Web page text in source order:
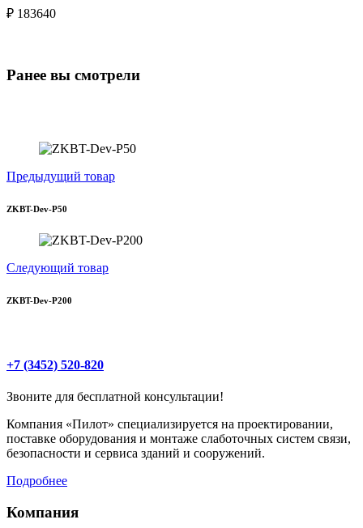
₽ 183640
Ранее вы смотрели
Предыдущий товар
ZKBT-Dev-P50
Следующий товар
ZKBT-Dev-P200
+7 (3452) 520-820
Звоните для бесплатной консультации!
Компания «Пилот» специализируется на проектировании,
поставке оборудования и монтаже слаботочных систем связи,
безопасности и сервиса зданий и сооружений.
Подробнее
Компания